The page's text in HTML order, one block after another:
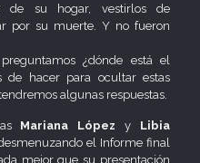
de su hogar, vestirlos de
por su muerte. Y no fueron
¿dónde está el
de hacer para ocultar estas
algunas respuestas.
Mariana López y Libia
el Informe final
mejor que su presentación